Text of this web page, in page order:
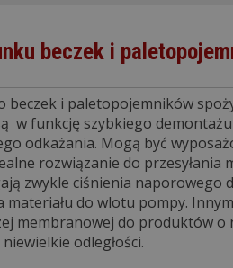
beczek i
beczek i paletopojemników
w funkcję szybkiego demontażu
odkażania. Mogą być
rozwiązanie do przesyłania
zwykle ciśnienia naporowego
do wlotu pompy.
membranowej do produktów o
odległości.